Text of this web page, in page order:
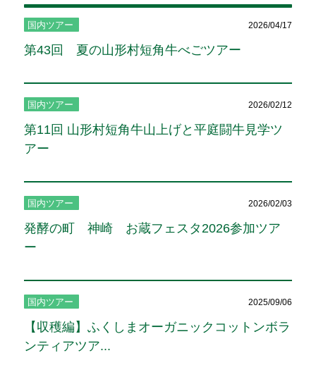
国内ツアー 2026/04/17
第43回 夏の山形村短角牛べごツアー
国内ツアー 2026/02/12
第11回 山形村短角牛山上げと平庭闘牛見学ツ
アー
国内ツアー 2026/02/03
発酵の町 神崎 お蔵フェスタ2026参加ツア
ー
国内ツアー 2025/09/06
【収穫編】ふくしまオーガニックコットンボラ
ンティアツア...